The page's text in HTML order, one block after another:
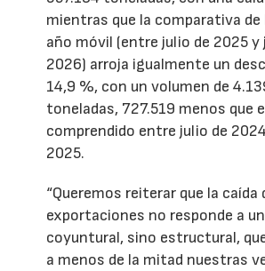
mientras que la comparativa
año móvil (entre julio de 2025 y
2026) arroja igualmente un
14,9 %, con un volumen de
toneladas, 727.519 menos que
comprendido entre julio de
2025.
“Queremos reiterar que la caída
exportaciones no responde a
coyuntural, sino estructural,
a menos de la mitad nuestras